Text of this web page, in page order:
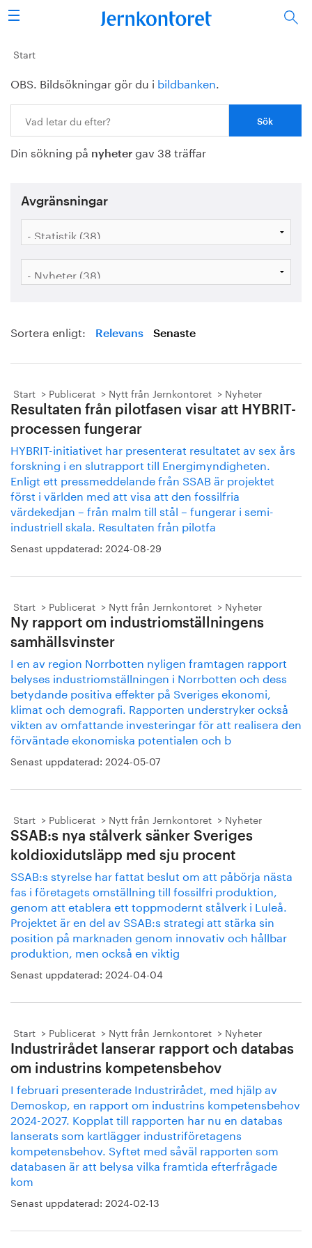
Sök
Stålindustrin
Vision 2050
Forskning/utbildning
Energi/miljö
Vi tycker
Bildbank
Start
OBS. Bildsökningar gör du i bildbanken.
Din sökning på nyheter gav 38 träffar
Avgränsningar
Sortera enligt: Relevans Senaste
Start Publicerat Nytt från Jernkontoret Nyheter
Resultaten från pilotfasen visar att HYBRIT-
processen fungerar
HYBRIT-initiativet har presenterat resultatet av sex års
forskning i en slutrapport till Energimyndigheten.
Enligt ett pressmeddelande från SSAB är projektet
först i världen med att visa att den fossilfria
värdekedjan – från malm till stål – fungerar i semi-
industriell skala. Resultaten från pilotfa
Senast uppdaterad: 2024-08-29
Start Publicerat Nytt från Jernkontoret Nyheter
Ny rapport om industriomställningens
samhällsvinster
I en av region Norrbotten nyligen framtagen rapport
belyses industriomställningen i Norrbotten och dess
betydande positiva effekter på Sveriges ekonomi,
klimat och demografi. Rapporten understryker också
vikten av omfattande investeringar för att realisera den
förväntade ekonomiska potentialen och b
Senast uppdaterad: 2024-05-07
Start Publicerat Nytt från Jernkontoret Nyheter
SSAB:s nya stålverk sänker Sveriges
koldioxidutsläpp med sju procent
SSAB:s styrelse har fattat beslut om att påbörja nästa
fas i företagets omställning till fossilfri produktion,
genom att etablera ett toppmodernt stålverk i Luleå.
Projektet är en del av SSAB:s strategi att stärka sin
position på marknaden genom innovativ och hållbar
produktion, men också en viktig
Senast uppdaterad: 2024-04-04
Start Publicerat Nytt från Jernkontoret Nyheter
Industrirådet lanserar rapport och databas
om industrins kompetensbehov
I februari presenterade Industrirådet, med hjälp av
Demoskop, en rapport om industrins kompetensbehov
2024-2027. Kopplat till rapporten har nu en databas
lanserats som kartlägger industriföretagens
kompetensbehov. Syftet med såväl rapporten som
databasen är att belysa vilka framtida efterfrågade
kom
Senast uppdaterad: 2024-02-13